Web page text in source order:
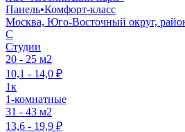
Панель•Комфорт-класс
Москва, Юго-Восточный округ,
C
Студии
20 - 25 м2
10,1 - 14,0 ₽
1к
1-комнатные
31 - 43 м2
13,6 - 19,9 ₽